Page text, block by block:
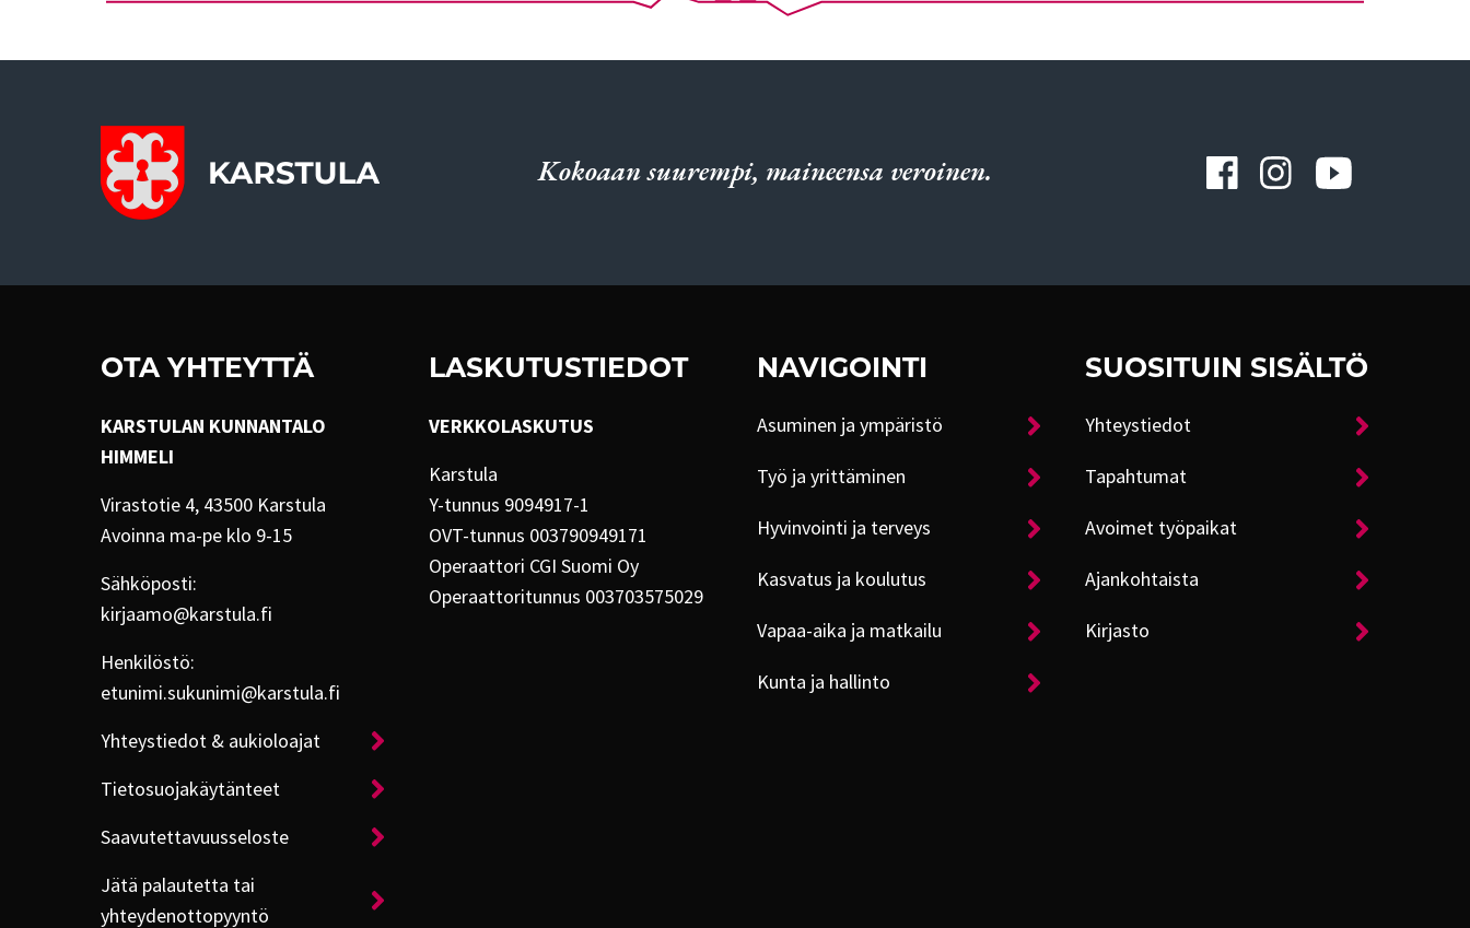
Kokoaan suurempi, maineensa veroinen.
OTA YHTEYTTÄ
KARSTULAN KUNNANTALO
HIMMELI
Virastotie 4, 43500 Karstula
Avoinna ma-pe klo 9-15
Sähköposti:
kirjaamo@karstula.fi
Henkilöstö:
etunimi.sukunimi@karstula.fi
Yhteystiedot & aukioloajat
Tietosuojakäytänteet
Saavutettavuusseloste
Jätä palautetta tai
yhteydenottopyyntö
LASKUTUSTIEDOT
VERKKOLASKUTUS
Karstula
Y-tunnus 9094917-1
OVT-tunnus 003790949171
Operaattori CGI Suomi Oy
Operaattoritunnus 003703575029
NAVIGOINTI
Asuminen ja ympäristö
Työ ja yrittäminen
Hyvinvointi ja terveys
Kasvatus ja koulutus
Vapaa-aika ja matkailu
Kunta ja hallinto
SUOSITUIN SISÄLTÖ
Yhteystiedot
Tapahtumat
Avoimet työpaikat
Ajankohtaista
Kirjasto